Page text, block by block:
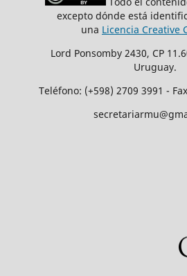
excepto dónde está
una Licencia Creative
Lord Ponsomby 2430, CP
Uruguay.
Teléfono: (+598) 2709 3991 -